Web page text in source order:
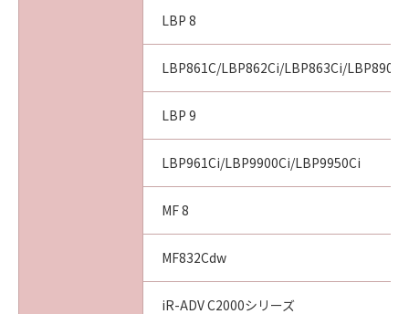
indicating your acceptance as stated below or
this Agreement by destroying the SOFTWARE
including any and all copies thereof.
This Agreement shall also terminate if you fail
to comply with any terms hereof. Upon
termination of this Agreement, in addition to
Canon enforcing its respective legal rights,
you must then promptly destroy the
SOFTWARE including any and all copies
thereof. Notwithstanding the foregoing,
termination of this Agreement.
LBP 8
LBP861C/LBP862Ci/LBP863Ci/LBP8900
LBP 9
LBP961Ci/LBP9900Ci/LBP9950Ci
MF 8
MF832Cdw
iR-ADV C2000シリーズ